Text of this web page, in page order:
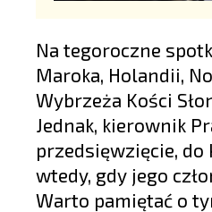
Na tegoroczne
Maroka, Holandii,
Wybrzeża Kości
Jednak, kierownik
przedsięwzięcie, do
wtedy, gdy jego
Warto pamiętać o